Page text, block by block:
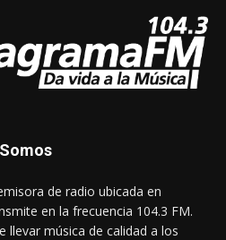
Somos
de radio ubicada en
en la frecuencia 104.3 FM.
llevar música de calidad a los